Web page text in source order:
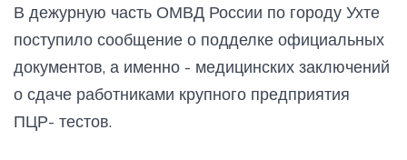
В дежурную часть ОМВД России по городу Ухте
поступило сообщение о подделке официальных
документов, а именно - медицинских заключений
о сдаче работниками крупного предприятия
ПЦР- тестов.